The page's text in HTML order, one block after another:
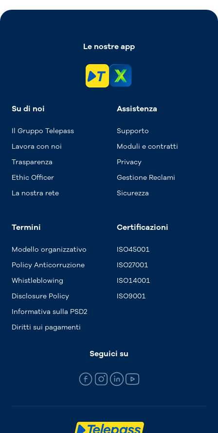
Le nostre app
Su di noi
Il Gruppo Telepass
Lavora con noi
Trasparenza
Ethic Officer
La nostra rete
Assistenza
Supporto
Moduli e contratti
Privacy
Gestione Reclami
Sicurezza
Termini
Modello organizzativo
Policy Anticorruzione
Whistleblowing
Disclosure Policy
Informativa sulla PSD2
Diritti sui pagamenti
Certificazioni
ISO45001
ISO27001
ISO14001
ISO9001
Seguici su